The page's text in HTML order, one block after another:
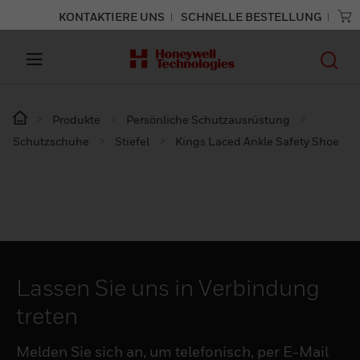
KONTAKTIERE UNS SCHNELLE BESTELLUNG
Produkte
Persönliche Schutzausrüstung
Schutzschuhe
Stiefel Kings Laced Ankle Safety Shoe
Lassen Sie uns in Verbindung
treten
Melden Sie sich an, um telefonisch, per E-Mail